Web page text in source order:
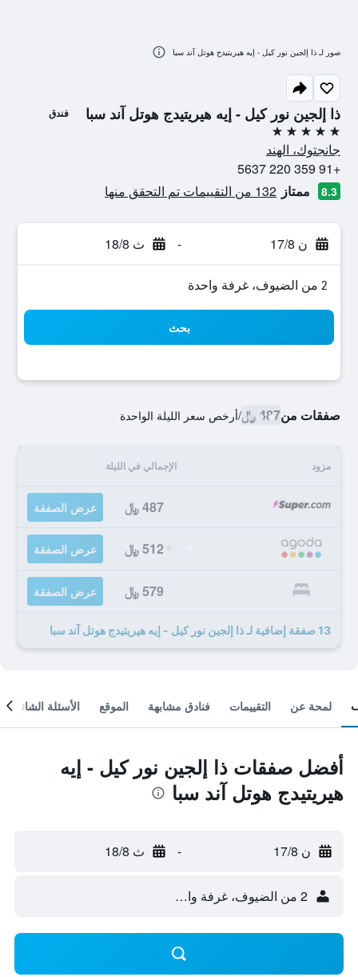
ذا إلجين نور كيل - إيه هيريتيدج هوتل آند سبا فندق
5 نجوم
جانجتوك، الهند
+91 359 220 5637
8.3 ممتاز 132 من التقييمات تم التحقق منها
ن 17/8 - ث 18/8
2 من الضيوف، غرفة واحدة
بحث
صفقات من487 ﷼ /أرخص سعر الليلة الواحدة
مزود الإجمالي في الليلة
487 ﷼ عرض الصفقة
512 ﷼ عرض الصفقة
579 ﷼ عرض الصفقة
13 صفقة إضافية لـ ذا إلجين نور كيل - إيه هيريتيدج هوتل آند سبا
صور لـ ذا إلجين نور كيل - إيه هيريتيدج هوتل آند سبا
لمحة عن التقييمات فنادق مشابهة الموقع الأسئلة الشائعة
أفضل صفقات ذا إلجين نور كيل - إيه
هيريتيدج هوتل آند سبا
ن 17/8 - ث 18/8
2 من الضيوف، غرفة واحدة